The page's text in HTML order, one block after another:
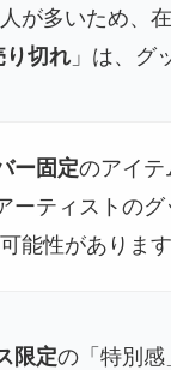
が多いため、
り切れ 」は、グ
ー固定のアイテ
ーティストの
能性があります
限定の「特別